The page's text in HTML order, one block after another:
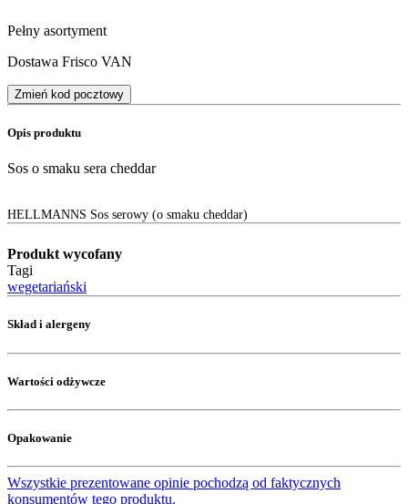
Pełny asortyment
Dostawa Frisco VAN
Zmień kod pocztowy
Opis produktu
Sos o smaku sera cheddar
HELLMANNS Sos serowy (o smaku cheddar)
Produkt wycofany
Tagi
wegetariański
Skład i alergeny
Wartości odżywcze
Opakowanie
Wszystkie prezentowane opinie pochodzą od faktycznych
konsumentów tego produktu.